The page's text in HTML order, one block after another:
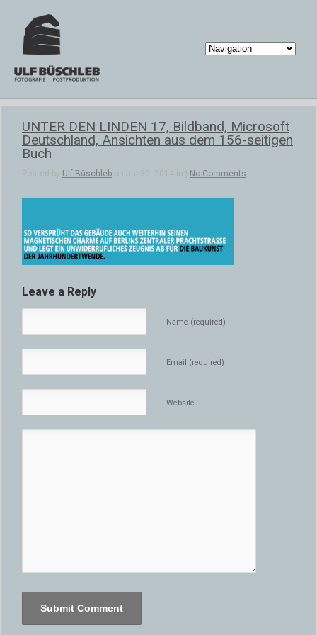
UNTER DEN LINDEN 17, Bildband, Microsoft
Deutschland, Ansichten aus dem 156-seitigen
Buch
Posted by Ulf Büschleb on Jul 30, 2014 in | No Comments
Leave a Reply
Name (required)
Email (required)
Website